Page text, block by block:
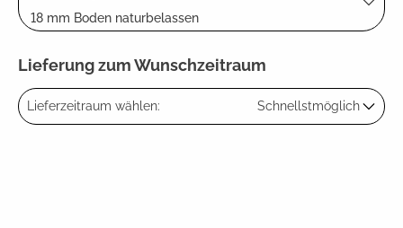
18 mm Boden naturbelassen
Lieferung zum Wunschzeitraum
Lieferzeitraum wählen: Schnellstmöglich